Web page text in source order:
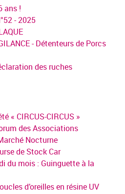
ans !
- 2025
- Détenteurs de Porcs
des ruches
« CIRCUS-CIRCUS »
des Associations
Nocturne
de Stock Car
du mois : Guinguette à la
d’oreilles en résine UV